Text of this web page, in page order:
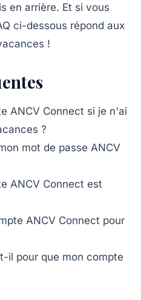
en arrière. Et si vous
ci-dessous répond aux
!
ANCV Connect si je n'ai
?
mot de passe ANCV
ANCV Connect est
ANCV Connect pour
il pour que mon compte